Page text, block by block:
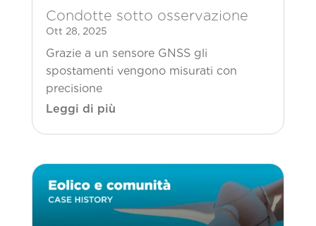
Condotte sotto osservazione
Ott 28, 2025
Grazie a un sensore GNSS gli
spostamenti vengono misurati con
precisione
Leggi di più